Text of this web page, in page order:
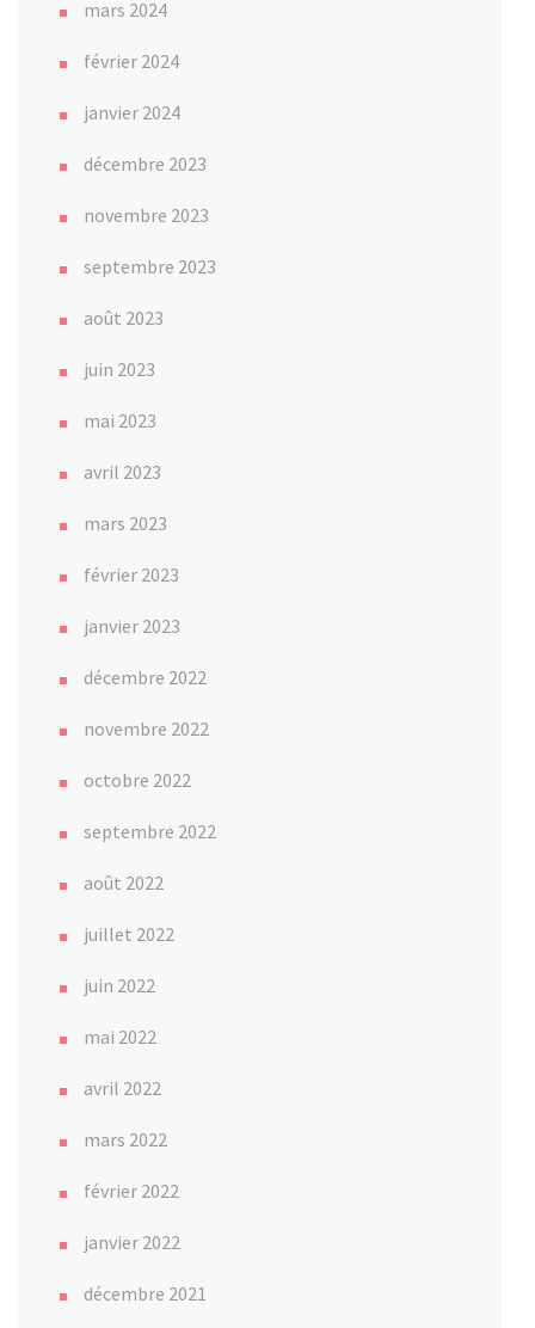
mars 2024
février 2024
janvier 2024
décembre 2023
novembre 2023
septembre 2023
août 2023
juin 2023
mai 2023
avril 2023
mars 2023
février 2023
janvier 2023
décembre 2022
novembre 2022
octobre 2022
septembre 2022
août 2022
juillet 2022
juin 2022
mai 2022
avril 2022
mars 2022
février 2022
janvier 2022
décembre 2021